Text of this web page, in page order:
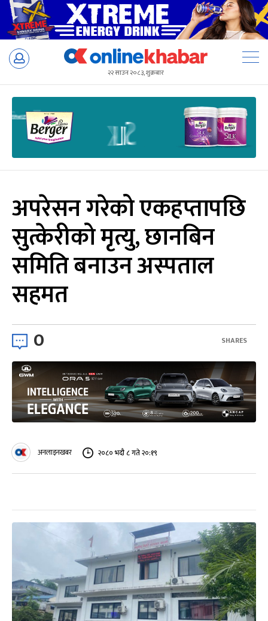
Skip
२२ साउन २०८३, शुक्रबार
अपरेसन गरेको एकहप्तापछि
सुत्केरीको मृत्यु, छानबिन
समिति बनाउन अस्पताल
सहमत
0 SHARES
अनलाइनखबर २०८० भदौ ८ गते २०:१९